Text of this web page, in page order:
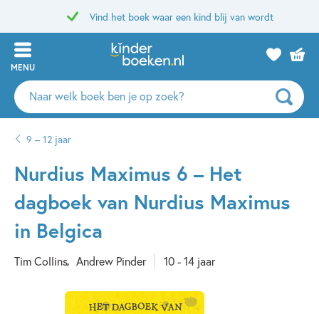
Vind het boek waar een kind blij van wordt
MENU
Zoeken
naar
auteurs
uitgevers
9 – 12 jaar
Nurdius Maximus 6 – Het
dagboek van Nurdius Maximus
in Belgica
Tim Collins Andrew Pinder 10 - 14 jaar